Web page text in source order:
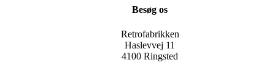
Besøg os
Retrofabrikken
Haslevvej 11
4100 Ringsted